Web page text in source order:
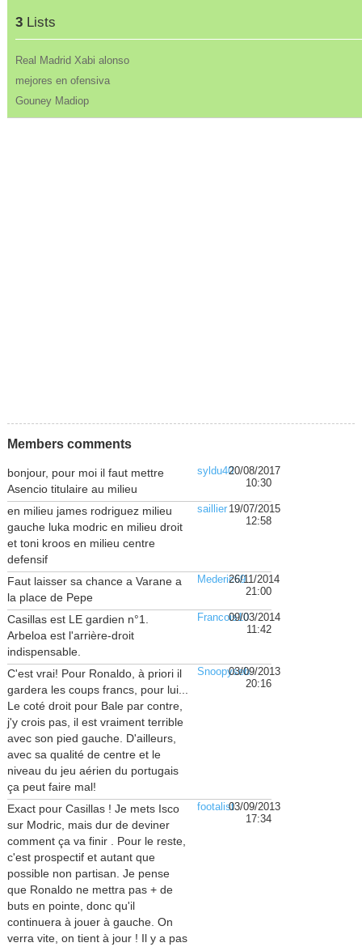
3Lists
Real Madrid Xabi alonso
mejores en ofensiva
Gouney Madiop
Members comments
bonjour, pour moi il faut mettre
Asencio titulaire au milieu
syldu4020/08/2017
10:30
en milieu james rodriguez milieu
gauche luka modric en milieu droit
et toni kroos en milieu centre
defensif
saillier 19/07/2015
12:58
Faut laisser sa chance a Varane a
la place de Pepe
Mederic6926/11/2014
21:00
Casillas est LE gardien n°1.
Arbeloa est l'arrière-droit
indispensable.
Francois1009/03/2014
11:42
C'est vrai! Pour Ronaldo, à priori il
gardera les coups francs, pour lui...
Le coté droit pour Bale par contre,
j'y crois pas, il est vraiment terrible
avec son pied gauche. D'ailleurs,
avec sa qualité de centre et le
niveau du jeu aérien du portugais
ça peut faire mal!
Snoopyseb03/09/2013
20:16
Exact pour Casillas ! Je mets Isco
sur Modric, mais dur de deviner
comment ça va finir . Pour le reste,
c'est prospectif et autant que
possible non partisan. Je pense
que Ronaldo ne mettra pas + de
buts en pointe, donc qu'il
continuera à jouer à gauche. On
verra vite, on tient à jour ! Il y a pas
footalist03/09/2013
17:34